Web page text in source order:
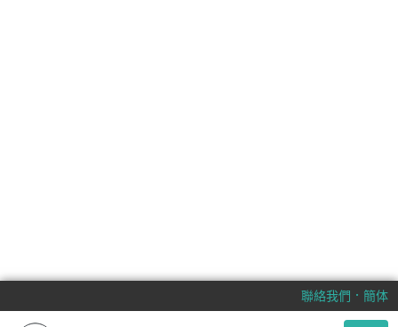
聯絡我們 ． 簡体